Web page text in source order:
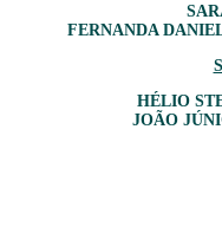
FERNANDA
HÉLIO
JOÃO